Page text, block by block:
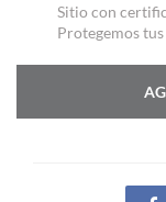
Sitio con
Protegemos tus